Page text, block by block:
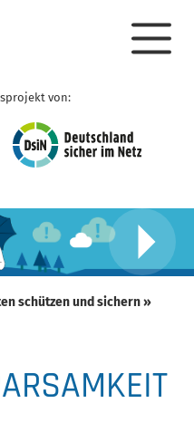
von:
schützen und sichern»